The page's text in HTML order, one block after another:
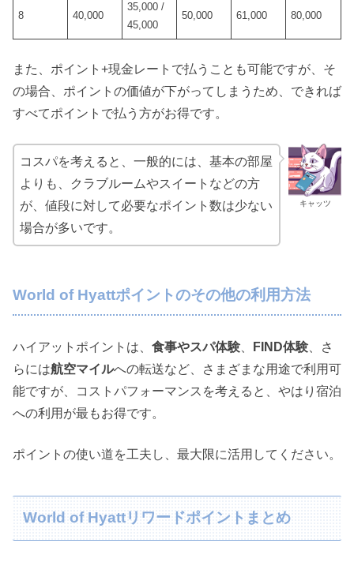
8 40,000
35,000 /
45,000
50,000 61,000 80,000
また、ポイント+現金レートで払うことも可能ですが、そ
の場合、ポイントの価値が下がってしまうため、できれば
すべてポイントで払う方がお得です。
キャッツ
コスパを考えると、一般的には、基本の部屋
よりも、クラブルームやスイートなどの方
が、値段に対して必要なポイント数は少ない
場合が多いです。
World of Hyattポイントのその他の利用方法
ハイアットポイントは、 食事やスパ体験 FIND体験 、さ
らには航空マイルへの転送など、さまざまな用途で利用可
能ですが、コストパフォーマンスを考えると、やはり宿泊
への利用が最もお得です。
ポイントの使い道を工夫し、最大限に活用してください。
World of Hyattリワードポイントまとめ